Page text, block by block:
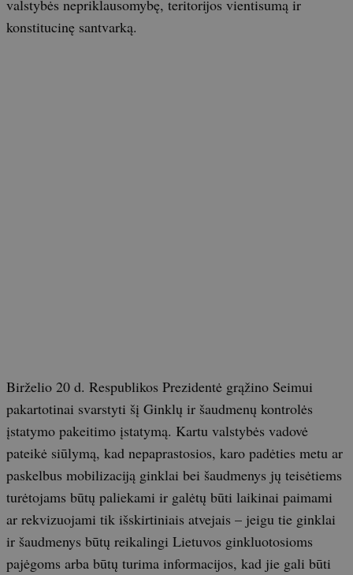
valstybės nepriklausomybę, teritorijos vientisumą ir
konstitucinę santvarką.
Birželio 20 d. Respublikos Prezidentė grąžino Seimui
pakartotinai svarstyti šį Ginklų ir šaudmenų kontrolės
įstatymo pakeitimo įstatymą. Kartu valstybės vadovė
pateikė siūlymą, kad nepaprastosios, karo padėties metu ar
paskelbus mobilizaciją ginklai bei šaudmenys jų teisėtiems
turėtojams būtų paliekami ir galėtų būti laikinai paimami
ar rekvizuojami tik išskirtiniais atvejais – jeigu tie ginklai
ir šaudmenys būtų reikalingi Lietuvos ginkluotosioms
pajėgoms arba būtų turima informacijos, kad jie gali būti